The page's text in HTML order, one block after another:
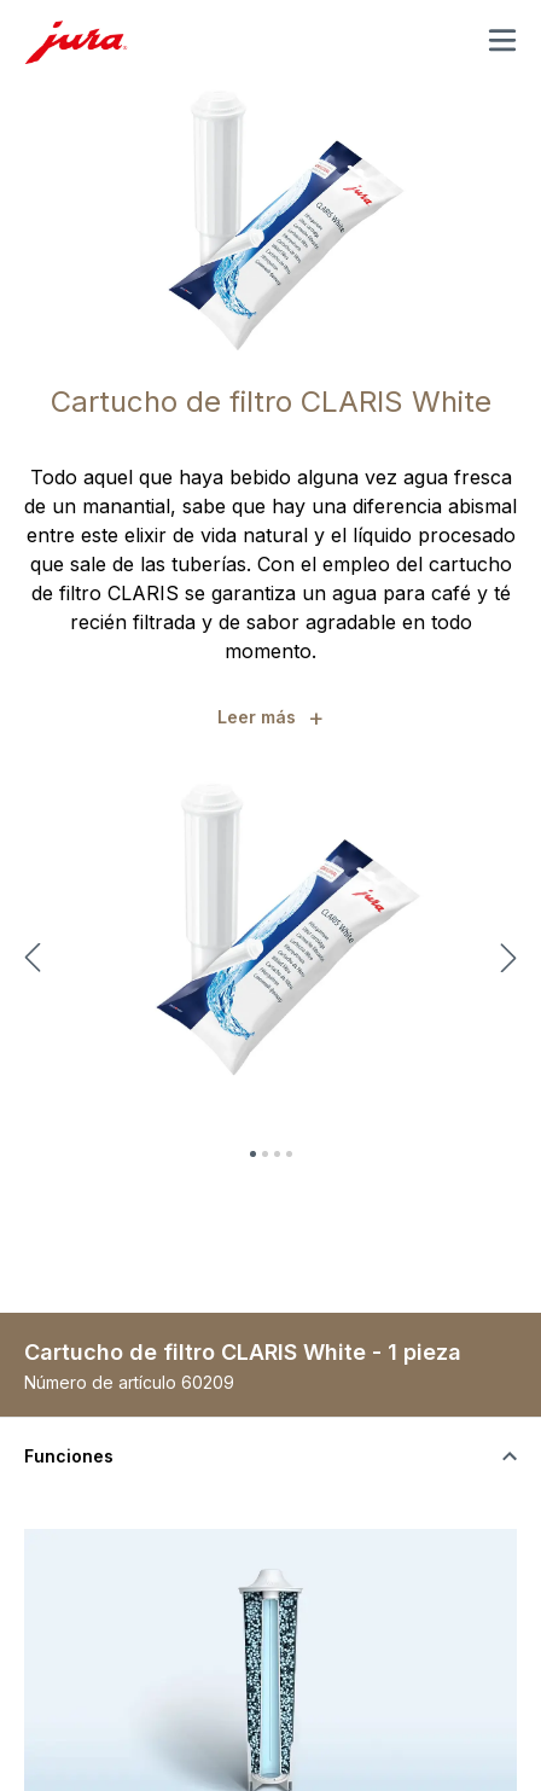
MENU
Cartucho de filtro CLARIS White
Todo aquel que haya bebido alguna vez agua fresca
de un manantial, sabe que hay una diferencia abismal
entre este elixir de vida natural y el líquido procesado
que sale de las tuberías. Con el empleo del cartucho
de filtro CLARIS se garantiza un agua para café y té
recién filtrada y de sabor agradable en todo
momento.
Leer más +
Cartucho de filtro CLARIS White - 1 pieza
Número de artículo 60209
Funciones